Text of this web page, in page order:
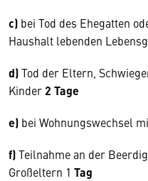
c) bei Tod des Ehegatten
Haushalt lebenden
d)Tod der Eltern,
Kinder 2 Tage
e) bei Wohnungswechsel
f)Teilnahme an der
Großeltern 1 Tag